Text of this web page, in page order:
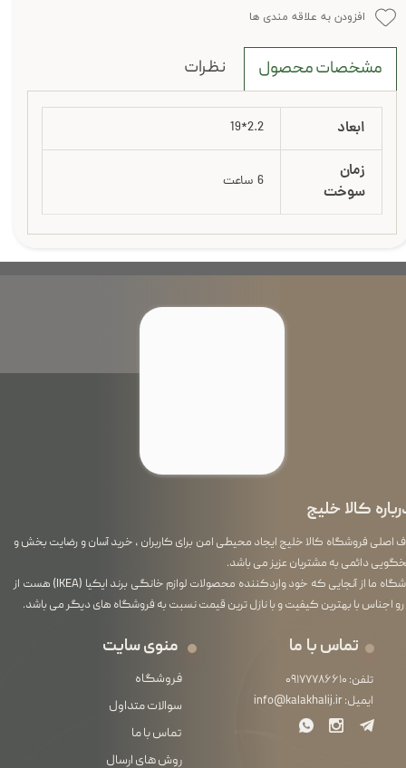
افزودن به علاقه مندی ها
مشخصات محصول نظرات
ابعاد 2.2*19
زمان
سوخت
6 ساعت
کالا خلیج
اصلی فروشگاه کالا خلیج ایجاد محیطی امن برای کاربران ، خرید آسان و رضایت بخش و
دائمی به مشتریان عزیز می باشد.
فروشگاه ما از آنجایی که خود واردکننده محصولات لوازم خانگی برند ایکیا (IKEA) هست از
رو اجناس با بهترین کیفیت و با نازل ترین قیمت نسبت به فروشگاه های دیگر می باشد.
منوی سایت
فروشگاه
سوالات متداول
تماس با ما
روش های ارسال
تماس با ما
تلفن: ۰۹۱۷۷۷۸۶۶۱۰
ایمیل:info@kalakhalij.ir